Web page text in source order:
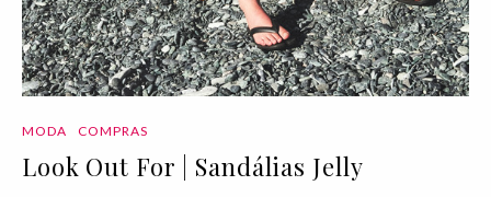
MODA COMPRAS
Look Out For | Sandálias Jelly